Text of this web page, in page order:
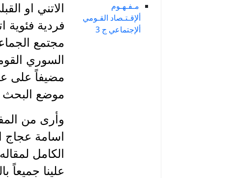
مـفـهـوم
ألإقـتـصاد القـومي
ألإجتماعي ج 3
الاتني او
فردية فئوية
مجتمع
السوري
مضيفاً على
موضع
وأرى من
اسامة عجاج
الكامل
علينا جميعاً